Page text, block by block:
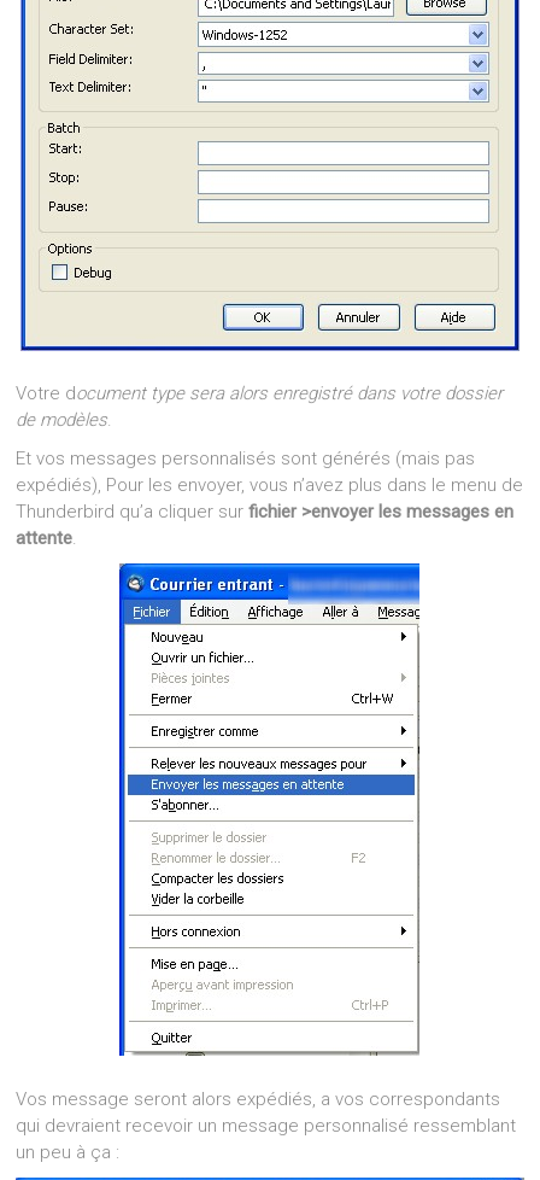
Votre document type sera alors enregistré dans votre dossier
de modèles.
Et vos messages personnalisés sont générés (mais pas
expédiés), Pour les envoyer, vous n’avez plus dans le menu de
Thunderbird qu’a cliquer surfichier >envoyer les messages en
attente.
Vos message seront alors expédiés, a vos correspondants
qui devraient recevoir un message personnalisé ressemblant
un peu à ça :